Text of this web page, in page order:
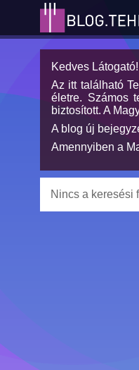
Kedves Látogató!
Az itt található
életre. Számos
biztosított. A
A blog új
Amennyiben a
Nincs a keresési